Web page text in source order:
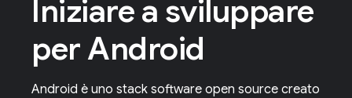
Iniziare a sviluppare
per Android
Android è uno stack software open source creato